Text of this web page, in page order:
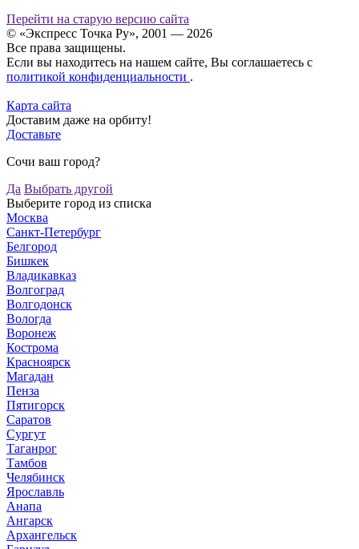
Перейти на старую версию сайта
© «Экспресс Точка Ру», 2001 — 2026
Все права защищены.
Если вы находитесь на нашем сайте, Вы соглашаетесь с
политикой конфиденциальности .
Карта сайта
Доставим даже на орбиту!
Доставьте
Сочи ваш город?
Да Выбрать другой
Выберите город из списка
Москва
Санкт-Петербург
Белгород
Бишкек
Владикавказ
Волгоград
Волгодонск
Вологда
Воронеж
Кострома
Красноярск
Магадан
Пенза
Пятигорск
Саратов
Сургут
Таганрог
Тамбов
Челябинск
Ярославль
Анапа
Ангарск
Архангельск